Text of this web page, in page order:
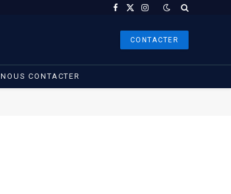
Facebook
X
Instagram
CONTACTER
NOUS CONTACTER